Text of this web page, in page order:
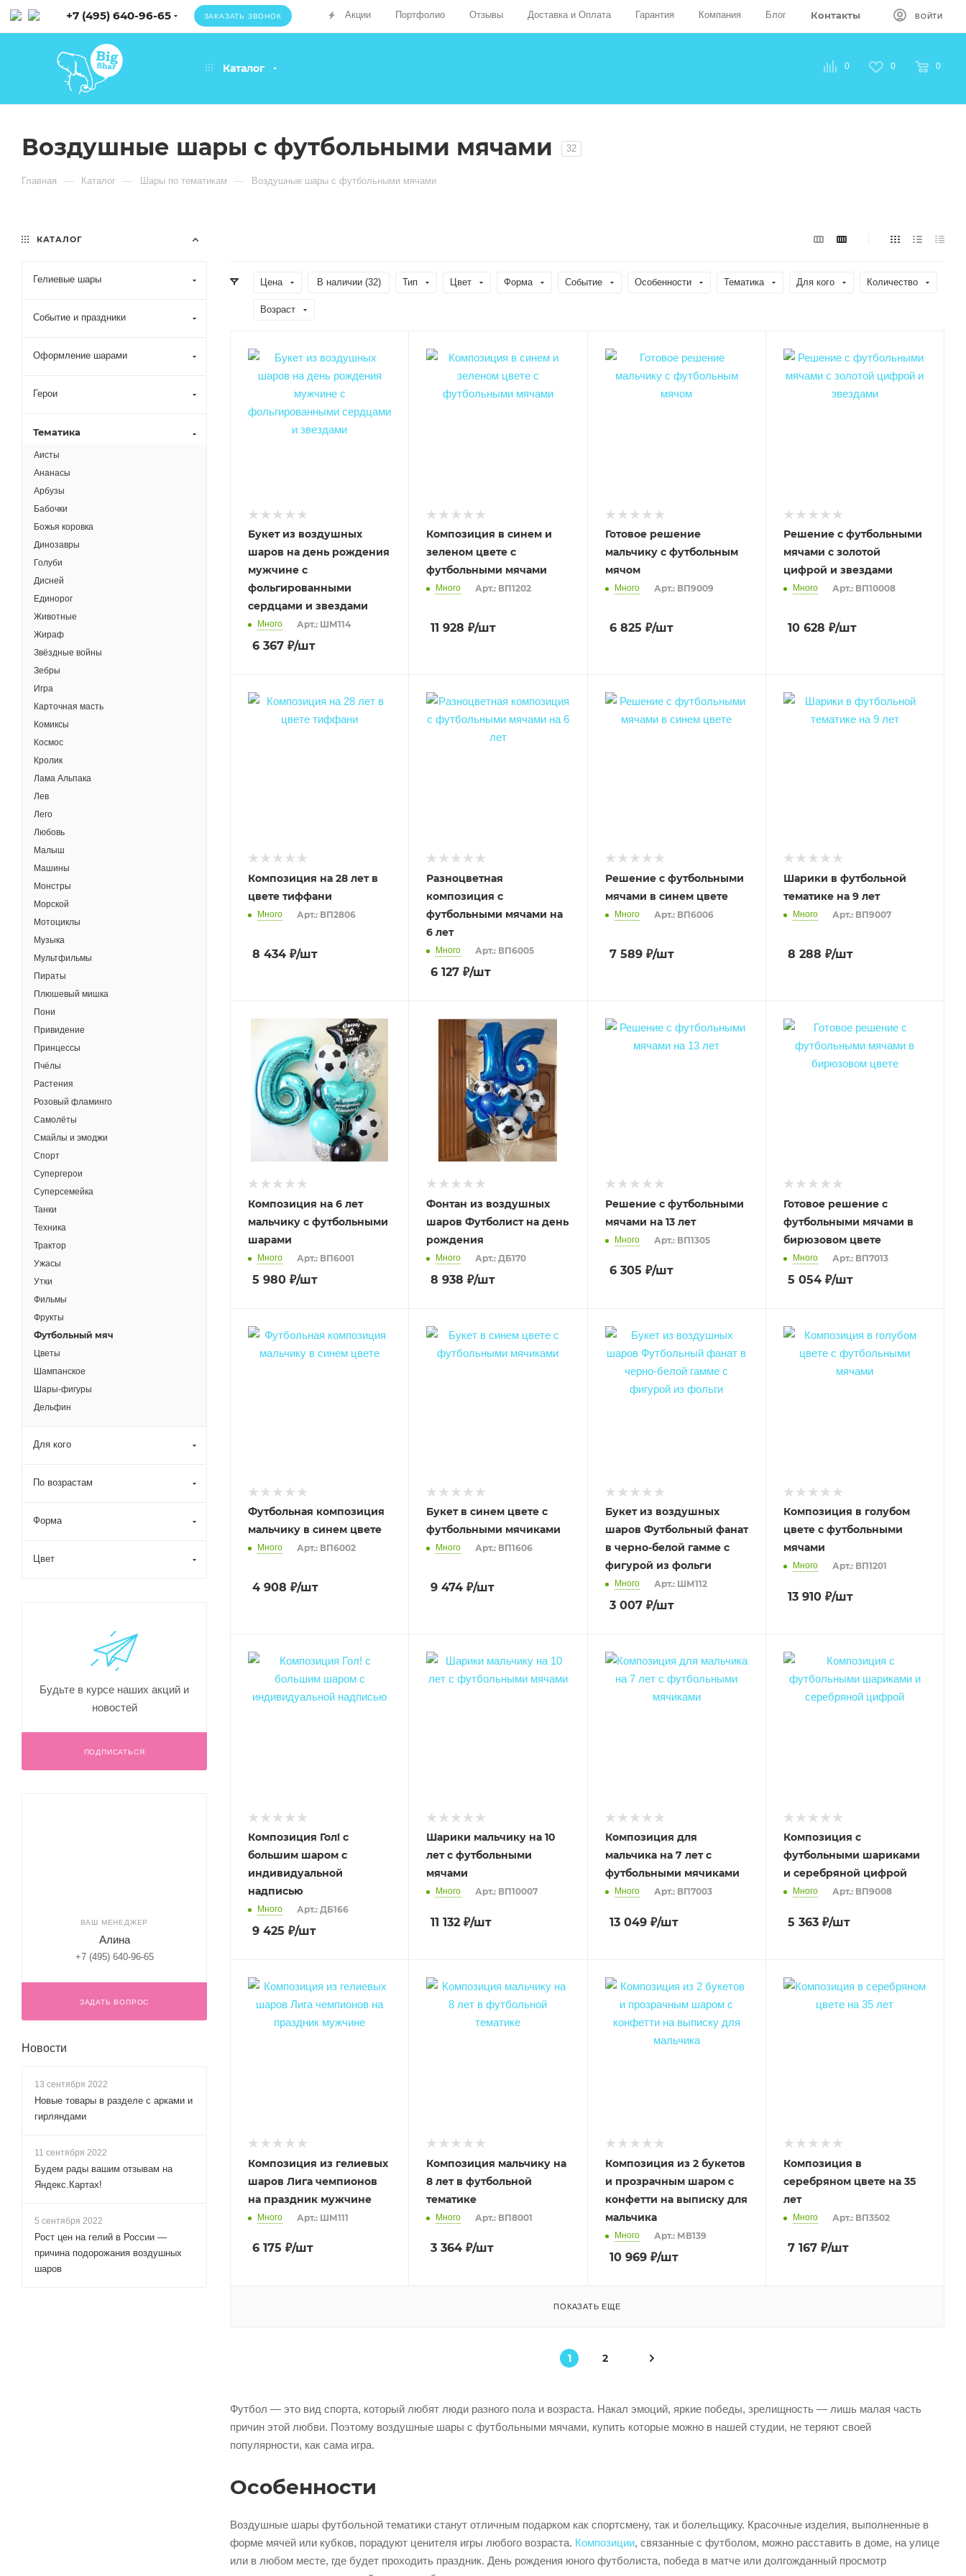
+7 (495) 640-96-65 ЗАКАЗАТЬ ЗВОНОК Акции Портфолио Отзывы Доставка и Оплата Гарантия Компания Блог Контакты ВОЙТИ
Каталог 0 0 0
Воздушные шары с футбольными мячами 32
Главная — Каталог — Шары по тематикам — Воздушные шары с футбольными мячами
Цена В наличии (32) Тип Цвет Форма Событие Особенности Тематика Для кого Количество
Возраст
Букет из воздушных
шаров на день рождения
мужчине с
фольгированными
сердцами и звездами
Много Арт.: ШМ114
6 367 ₽/шт
Композиция в синем и
зеленом цвете с
футбольными мячами
Много Арт.: ВП1202
11 928 ₽/шт
Готовое решение
мальчику с футбольным
мячом
Много Арт.: ВП9009
6 825 ₽/шт
Решение с футбольными
мячами с золотой
цифрой и звездами
Много Арт.: ВП10008
10 628 ₽/шт
Композиция на 28 лет в
цвете тиффани
Много Арт.: ВП2806
8 434 ₽/шт
Разноцветная
композиция с
футбольными мячами на
6 лет
Много Арт.: ВП6005
6 127 ₽/шт
Решение с футбольными
мячами в синем цвете
Много Арт.: ВП6006
7 589₽/шт
Шарики в футбольной
тематике на 9 лет
Много Арт.: ВП9007
8 288 ₽/шт
Композиция на 6 лет
мальчику с футбольными
шарами
Много Арт.: ВП6001
5 980 ₽/шт
Фонтан из воздушных
шаров Футболист на день
рождения
Много Арт.: ДБ170
8 938 ₽/шт
Решение с футбольными
мячами на 13 лет
Много Арт.: ВП1305
6 305 ₽/шт
Готовое решение с
футбольными мячами в
бирюзовом цвете
Много Арт.: ВП7013
5 054₽/шт
Футбольная композиция
мальчику в синем цвете
Много Арт.: ВП6002
4 908 ₽/шт
Букет в синем цвете с
футбольными мячиками
Много Арт.: ВП1606
9 474 ₽/шт
Букет из воздушных
шаров Футбольный фанат
в черно-белой гамме с
фигурой из фольги
Много Арт.: ШМ112
3 007₽/шт
Композиция в голубом
цвете с футбольными
мячами
Много Арт.: ВП1201
13 910₽/шт
Композиция Гол! с
большим шаром с
индивидуальной
надписью
Много Арт.: ДБ166
9 425 ₽/шт
Шарики мальчику на 10
лет с футбольными
мячами
Много Арт.: ВП10007
11 132 ₽/шт
Композиция для
мальчика на 7 лет с
футбольными мячиками
Много Арт.: ВП7003
13 049₽/шт
Композиция с
футбольными шариками
и серебряной цифрой
Много Арт.: ВП9008
5 363₽/шт
Композиция из гелиевых
шаров Лига чемпионов
на праздник мужчине
Много Арт.: ШМ111
6 175 ₽/шт
Композиция мальчику на
8 лет в футбольной
тематике
Много Арт.: ВП8001
3 364 ₽/шт
Композиция из 2 букетов
и прозрачным шаром с
конфетти на выписку для
мальчика
Много Арт.: МВ139
10 969₽/шт
Композиция в
серебряном цвете на 35
лет
Много Арт.: ВП3502
7 167₽/шт
ПОКАЗАТЬ ЕЩЕ
1 2
Футбол — это вид спорта, который любят люди разного пола и возраста. Накал эмоций, яркие победы, зрелищность — лишь малая часть
причин этой любви. Поэтому воздушные шары с футбольными мячами, купить которые можно в нашей студии, не теряют своей
популярности, как сама игра.
Особенности
Воздушные шары футбольной тематики станут отличным подарком как спортсмену, так и болельщику. Красочные изделия, выполненные в
форме мячей или кубков, порадуют ценителя игры любого возраста. Композиции, связанные с футболом, можно расставить в доме, на улице
или в любом месте, где будет проходить праздник. День рождения юного футболиста, победа в матче или долгожданный просмотр
КАТАЛОГ
Гелиевые шары
Событие и праздники
Оформление шарами
Герои
Тематика
Аисты
Ананасы
Арбузы
Бабочки
Божья коровка
Динозавры
Голуби
Дисней
Единорог
Животные
Жираф
Звёздные войны
Зебры
Игра
Карточная масть
Комиксы
Космос
Кролик
Лама Альпака
Лев
Лего
Любовь
Малыш
Машины
Монстры
Морской
Мотоциклы
Музыка
Мультфильмы
Пираты
Плюшевый мишка
Пони
Привидение
Принцессы
Пчёлы
Растения
Розовый фламинго
Самолёты
Смайлы и эмоджи
Спорт
Супергерои
Суперсемейка
Танки
Техника
Трактор
Ужасы
Утки
Фильмы
Фрукты
Футбольный мяч
Цветы
Шампанское
Шары-фигуры
Дельфин
Для кого
По возрастам
Форма
Цвет
Будьте в курсе наших акций и
новостей
ПОДПИСАТЬСЯ
ВАШ МЕНЕДЖЕР
Алина
+7 (495) 640-96-65
ЗАДАТЬ ВОПРОС
Новости
13 сентября 2022
Новые товары в разделе с арками и
гирляндами
11 сентября 2022
Будем рады вашим отзывам на
Яндекс.Картах!
5 сентября 2022
Рост цен на гелий в России —
причина подорожания воздушных
шаров